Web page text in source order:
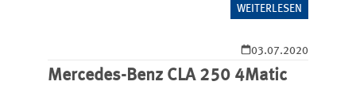
WEITERLESEN
03.07.2020
Mercedes-Benz CLA 250 4Matic